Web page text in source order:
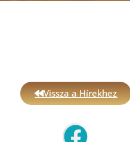
Vissza a Hírekhez